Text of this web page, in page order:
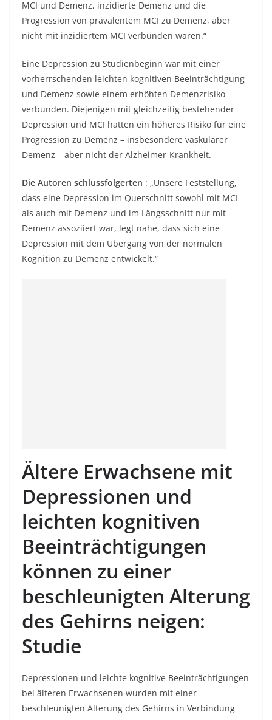
MCI und Demenz, inzidierte Demenz und die
Progression von prävalentem MCI zu Demenz, aber
nicht mit inzidiertem MCI verbunden waren.“
Eine Depression zu Studienbeginn war mit einer
vorherrschenden leichten kognitiven Beeinträchtigung
und Demenz sowie einem erhöhten Demenzrisiko
verbunden. Diejenigen mit gleichzeitig bestehender
Depression und MCI hatten ein höheres Risiko für eine
Progression zu Demenz – insbesondere vaskulärer
Demenz – aber nicht der Alzheimer-Krankheit.
Die Autoren schlussfolgerten : „Unsere Feststellung,
dass eine Depression im Querschnitt sowohl mit MCI
als auch mit Demenz und im Längsschnitt nur mit
Demenz assoziiert war, legt nahe, dass sich eine
Depression mit dem Übergang von der normalen
Kognition zu Demenz entwickelt.“
Ältere Erwachsene mit
Depressionen und
leichten kognitiven
Beeinträchtigungen
können zu einer
beschleunigten Alterung
des Gehirns neigen:
Studie
Depressionen und leichte kognitive Beeinträchtigungen
bei älteren Erwachsenen wurden mit einer
beschleunigten Alterung des Gehirns in Verbindung